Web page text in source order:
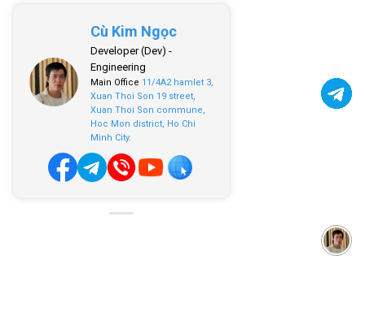
Cù Kim Ngọc
Developer (Dev) -
Engineering
Main Office 11/4A2 hamlet 3,
Xuan Thoi Son 19 street,
Xuan Thoi Son commune,
Hoc Mon district, Ho Chi
Minh City.